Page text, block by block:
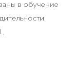
в обучение